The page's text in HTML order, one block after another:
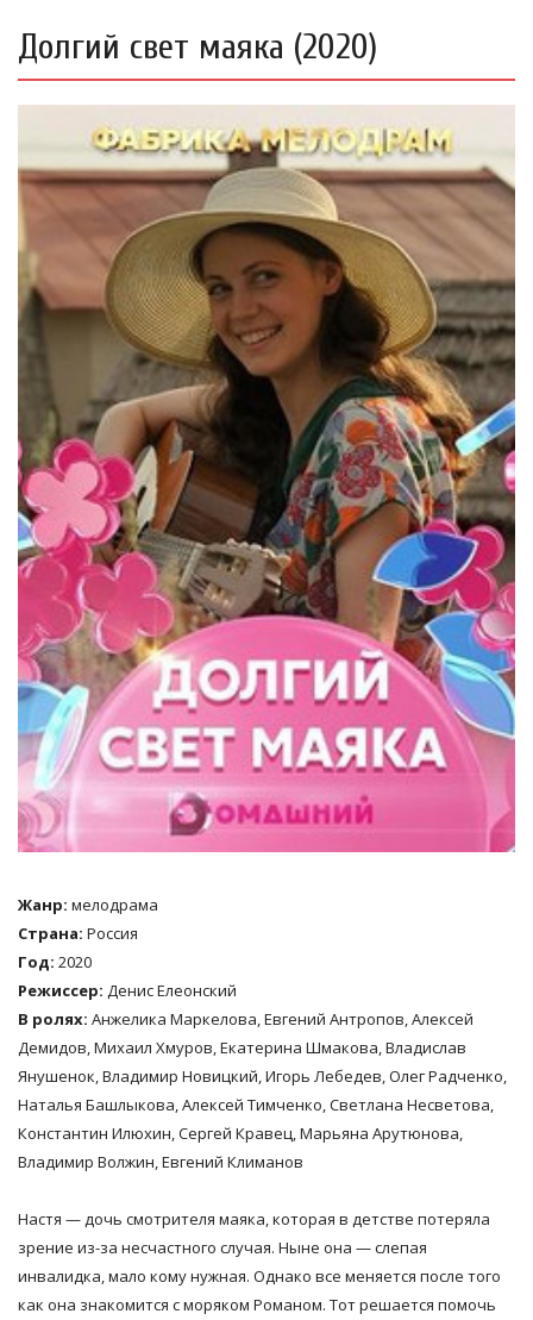
Долгий свет маяка (2020)
Жанр: мелодрама
Страна: Россия
Год: 2020
Режиссер: Денис Елеонский
В ролях: Анжелика Маркелова, Евгений Антропов, Алексей
Демидов, Михаил Хмуров, Екатерина Шмакова, Владислав
Янушенок, Владимир Новицкий, Игорь Лебедев, Олег Радченко,
Наталья Башлыкова, Алексей Тимченко, Светлана Несветова,
Константин Илюхин, Сергей Кравец, Марьяна Арутюнова,
Владимир Волжин, Евгений Климанов
Настя — дочь смотрителя маяка, которая в детстве потеряла
зрение из-за несчастного случая. Ныне она — слепая
инвалидка, мало кому нужная. Однако все меняется после того
как она знакомится с моряком Романом. Тот решается помочь